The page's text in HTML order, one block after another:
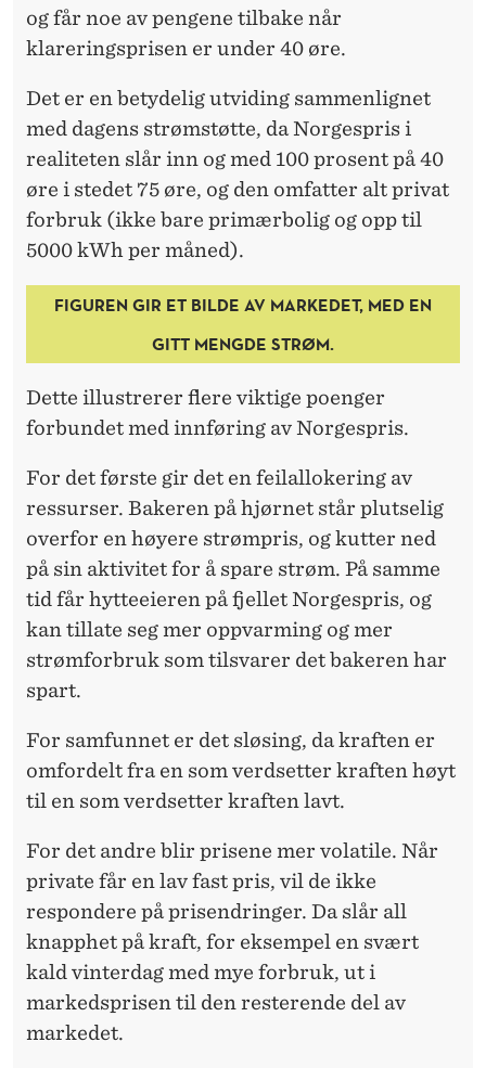
og får noe av pengene tilbake når
klareringsprisen er under 40 øre.
Det er en betydelig utviding sammenlignet
med dagens strømstøtte, da Norgespris i
realiteten slår inn og med 100 prosent på 40
øre i stedet 75 øre, og den omfatter alt privat
forbruk (ikke bare primærbolig og opp til
5000 kWh per måned).
FIGUREN GIR ET BILDE AV MARKEDET, MED EN
GITT MENGDE STRØM.
Dette illustrerer flere viktige poenger
forbundet med innføring av Norgespris.
For det første gir det en feilallokering av
ressurser. Bakeren på hjørnet står plutselig
overfor en høyere strømpris, og kutter ned
på sin aktivitet for å spare strøm. På samme
tid får hytteeieren på fjellet Norgespris, og
kan tillate seg mer oppvarming og mer
strømforbruk som tilsvarer det bakeren har
spart.
For samfunnet er det sløsing, da kraften er
omfordelt fra en som verdsetter kraften høyt
til en som verdsetter kraften lavt.
For det andre blir prisene mer volatile. Når
private får en lav fast pris, vil de ikke
respondere på prisendringer. Da slår all
knapphet på kraft, for eksempel en svært
kald vinterdag med mye forbruk, ut i
markedsprisen til den resterende del av
markedet.